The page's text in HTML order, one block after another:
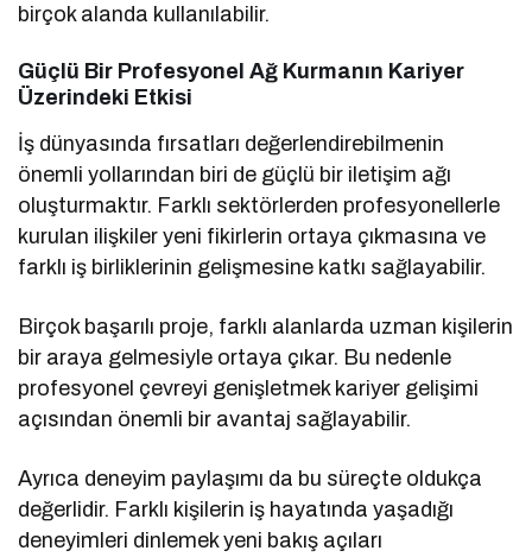
birçok alanda kullanılabilir.
Güçlü Bir Profesyonel Ağ Kurmanın Kariyer
Üzerindeki Etkisi
İş dünyasında fırsatları değerlendirebilmenin
önemli yollarından biri de güçlü bir iletişim ağı
oluşturmaktır. Farklı sektörlerden profesyonellerle
kurulan ilişkiler yeni fikirlerin ortaya çıkmasına ve
farklı iş birliklerinin gelişmesine katkı sağlayabilir.
Birçok başarılı proje, farklı alanlarda uzman kişilerin
bir araya gelmesiyle ortaya çıkar. Bu nedenle
profesyonel çevreyi genişletmek kariyer gelişimi
açısından önemli bir avantaj sağlayabilir.
Ayrıca deneyim paylaşımı da bu süreçte oldukça
değerlidir. Farklı kişilerin iş hayatında yaşadığı
deneyimleri dinlemek yeni bakış açıları